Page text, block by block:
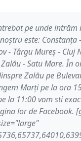
pe unde intrăm
este: Constanța
- Târgu Mureș - Cluj
- Satu Mare. În
Zalău pe
Marți pe la ora
la 11:00 vom sti
lor de Facebook.